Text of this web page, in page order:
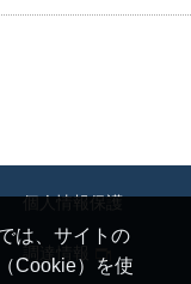
は、サイトの
Cookie）を使
個人情報保護